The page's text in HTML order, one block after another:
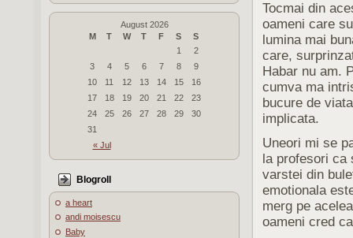
August 2026
M
T W T F S S
« Jul
1
2
3
4 5 6 7 8
9
10
11 12 13 14 15
16
17
18 19 20 21 22
23
24
25 26 27 28 29
30
31
Blogroll
a heart
andi moisescu
Baby
Tocmai din
oameni care
lumina mai
care,
Habar nu am.
cumva ma
bucure de
implicata.
Uneori mi se
la profesori ca
varstei din
emotionala
merg pe
oameni cred